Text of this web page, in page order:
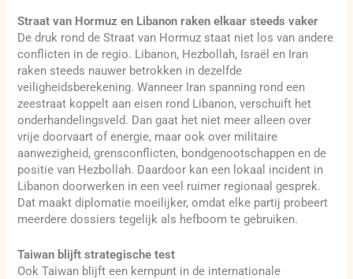
Straat van Hormuz en Libanon raken elkaar steeds vaker
De druk rond de Straat van Hormuz staat niet los van andere
conflicten in de regio. Libanon, Hezbollah, Israël en Iran
raken steeds nauwer betrokken in dezelfde
veiligheidsberekening. Wanneer Iran spanning rond een
zeestraat koppelt aan eisen rond Libanon, verschuift het
onderhandelingsveld. Dan gaat het niet meer alleen over
vrije doorvaart of energie, maar ook over militaire
aanwezigheid, grensconflicten, bondgenootschappen en de
positie van Hezbollah. Daardoor kan een lokaal incident in
Libanon doorwerken in een veel ruimer regionaal gesprek.
Dat maakt diplomatie moeilijker, omdat elke partij probeert
meerdere dossiers tegelijk als hefboom te gebruiken.
Taiwan blijft strategische test
Ook Taiwan blijft een kernpunt in de internationale